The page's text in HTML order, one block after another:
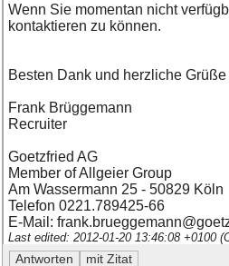
Wenn Sie momentan nicht
kontaktieren zu können.
Besten Dank und herzliche Grüße
Frank Brüggemann
Recruiter
Goetzfried AG
Member of Allgeier Group
Am Wassermann 25 - 50829 Köln
Telefon 0221.789425-66
E-Mail:
Last edited: 2012-01-20 13:46:08 +0100